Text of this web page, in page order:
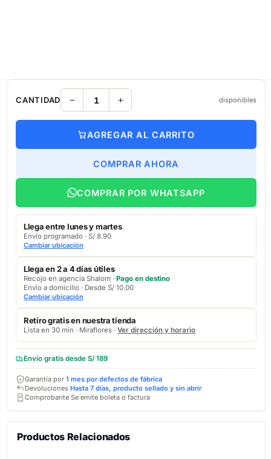
CANTIDAD disponibles
AGREGAR AL CARRITO
COMPRAR AHORA
COMPRAR POR WHATSAPP
Llega entre lunes y martes
Envío programado · S/ 8.90
Cambiar ubicación
Llega en 2 a 4 días útiles
Recojo en agencia Shalom · Pago en destino
Envío a domicilio · Desde S/ 10.00
Cambiar ubicación
Retíro gratis en nuestra tienda
Lista en 30 min · Miraflores · Ver dirección y horario
Envío gratis desde S/ 189
Garantía por 1 mes por defectos de fábrica
Devoluciones Hasta 7 días, producto sellado y sin abrir
Comprobante Se emite boleta o factura
Productos Relacionados